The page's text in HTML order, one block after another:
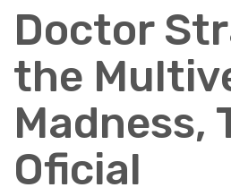
Doctor
the
Madness,
Oficial